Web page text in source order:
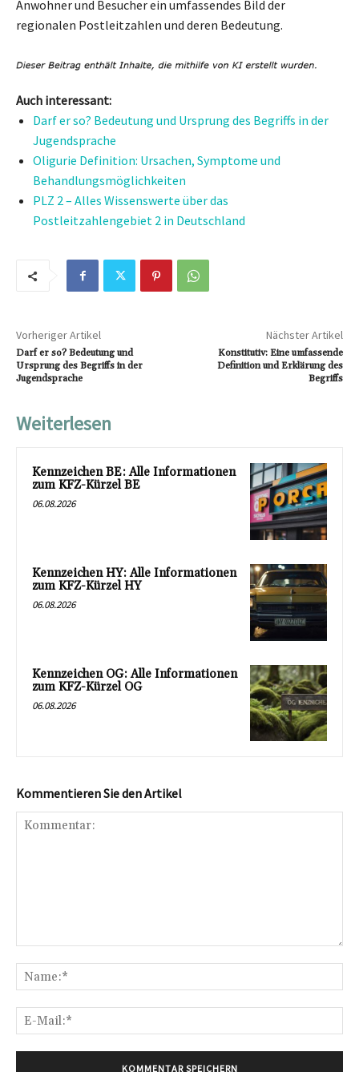
Anwohner und Besucher ein umfassendes Bild der
regionalen Postleitzahlen und deren Bedeutung.
Auch interessant:
Darf er so? Bedeutung und Ursprung des Begriffs in der
Jugendsprache
Oligurie Definition: Ursachen, Symptome und
Behandlungsmöglichkeiten
PLZ 2 – Alles Wissenswerte über das
Postleitzahlengebiet 2 in Deutschland
Vorheriger Artikel
Darf er so? Bedeutung und
Ursprung des Begriffs in der
Jugendsprache
Nächster Artikel
Konstitutiv: Eine umfassende
Definition und Erklärung des
Begriffs
Weiterlesen
Kennzeichen BE: Alle Informationen
zum KFZ-Kürzel BE
06.08.2026
Kennzeichen HY: Alle Informationen
zum KFZ-Kürzel HY
06.08.2026
Kennzeichen OG: Alle Informationen
zum KFZ-Kürzel OG
06.08.2026
Kommentieren Sie den Artikel